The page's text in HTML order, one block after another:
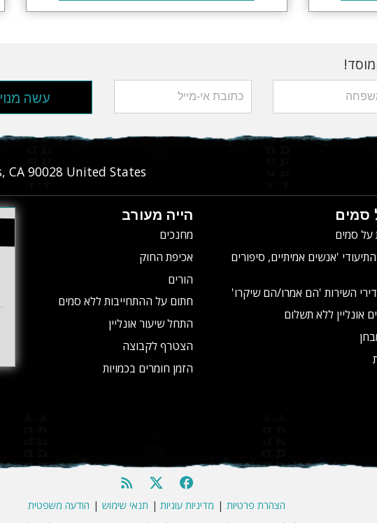
עשה מנוי
, CA 90028 United States
סמים
על סמים
'אנשים אמיתיים, סיפורים
השירות 'הם אמרו/הם שיקרו'
אונליין ללא תשלום
הייה מעורב
מחנכים
אכיפת החוק
הורים
חתום על ההתחייבות ללא סמים
התחל שיעור אונליין
הצטרף לקבוצה
הזמן חומרים בכמויות
הצהרת פרטיות | מדיניות עוגיות | תנאי שימוש | הודעה משפטית